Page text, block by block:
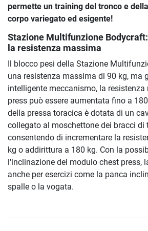
permette un training del tronco e
corpo variegato ed esigente!
Stazione Multifunzione
la resistenza massima
Il blocco pesi della Stazione
una resistenza massima di 90 kg, ma
intelligente meccanismo, la
press può essere aumentata fino a
della pressa toracica è dotata di un
collegato al moschettone dei bracci di
consentendo di incrementare la
kg o addirittura a 180 kg. Con la
l'inclinazione del modulo chest press,
anche per esercizi come la panca
spalle o la vogata.